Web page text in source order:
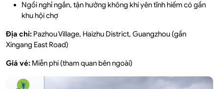
Ngồi nghỉ ngắn, tận hưởng không khí yên tĩnh hiếm có gần
khu hội chợ
Địa chỉ: Pazhou Village, Haizhu District, Guangzhou (gần
Xingang East Road)
Giá vé: Miễn phí (tham quan bên ngoài)